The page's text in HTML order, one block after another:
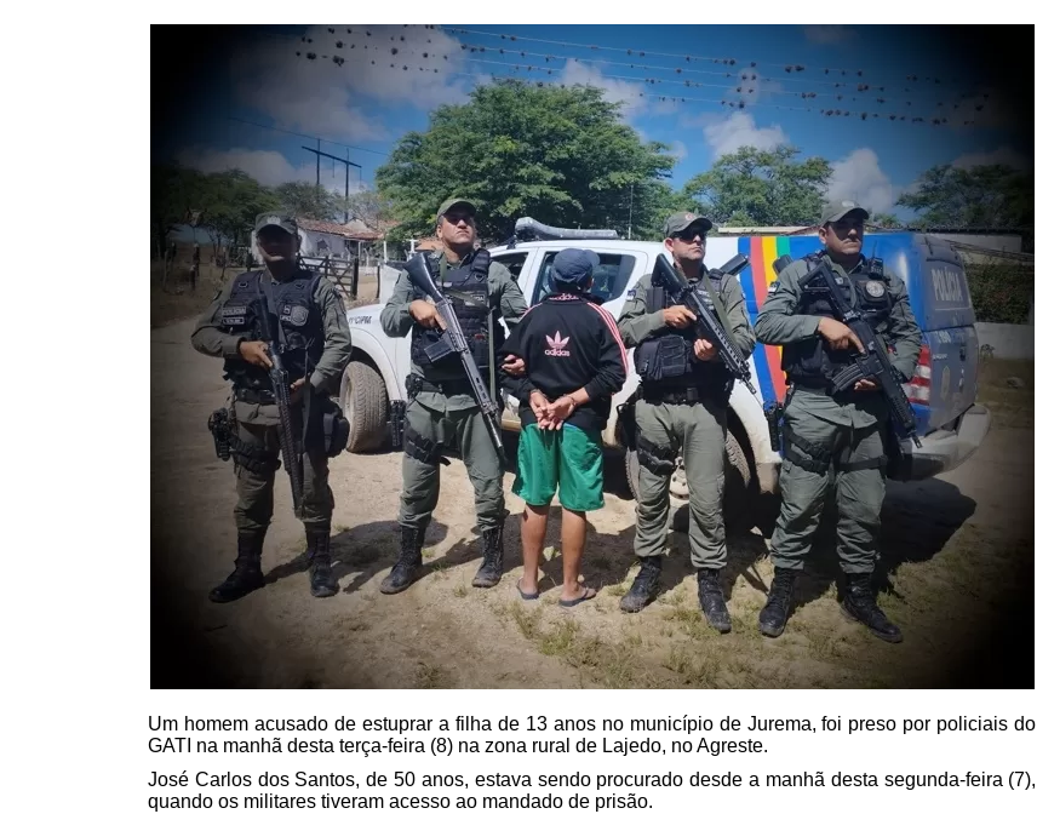
Um homem acusado de estuprar a filha de 13 anos no município de Jurema, foi preso por policiais do
GATI na manhã desta terça-feira (8) na zona rural de Lajedo, no Agreste.
José Carlos dos Santos, de 50 anos, estava sendo procurado desde a manhã desta segunda-feira (7),
quando os militares tiveram acesso ao mandado de prisão.